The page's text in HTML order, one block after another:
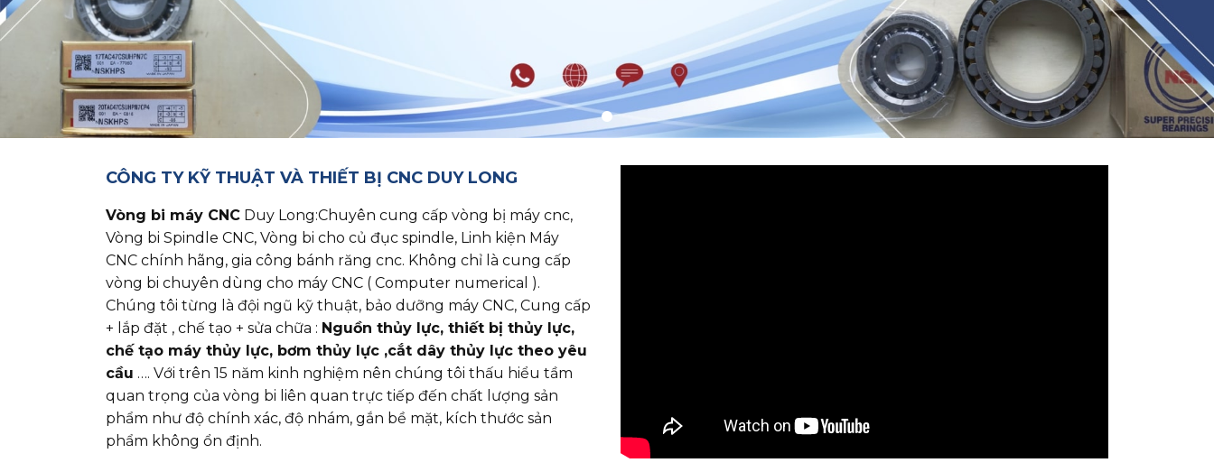
CÔNG TY KỸ THUẬT VÀ THIẾT BỊ CNC DUY LONG
Vòng bi máy CNC Duy Long:Chuyên cung cấp vòng bị máy cnc, ​​​​​​​
Vòng bi Spindle CNC, Vòng bi cho củ đục spindle, Linh kiện Máy
CNC chính hãng, gia công bánh răng cnc. Không chỉ là cung cấp
vòng bi chuyên dùng cho máy CNC ( Computer numerical ).
Chúng tôi từng là đội ngũ kỹ thuật, bảo dưỡng máy CNC, Cung cấp
+ lắp đặt , chế tạo + sửa chữa : Nguồn thủy lực, thiết bị thủy lực,
chế tạo máy thủy lực, bơm thủy lực ,cắt dây thủy lực theo yêu
cầu …. Với trên 15 năm kinh nghiệm nên chúng tôi thấu hiểu tầm
quan trọng của vòng bi liên quan trực tiếp đến chất lượng sản
phẩm như độ chính xác, độ nhám, gắn bề mặt, kích thước sản
phẩm không ổn định.